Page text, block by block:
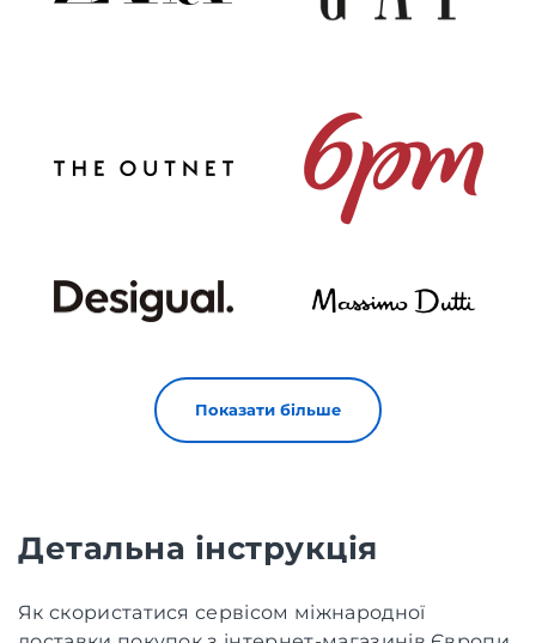
Показати більше
Детальна інструкція
Як скористатися сервісом міжнародної